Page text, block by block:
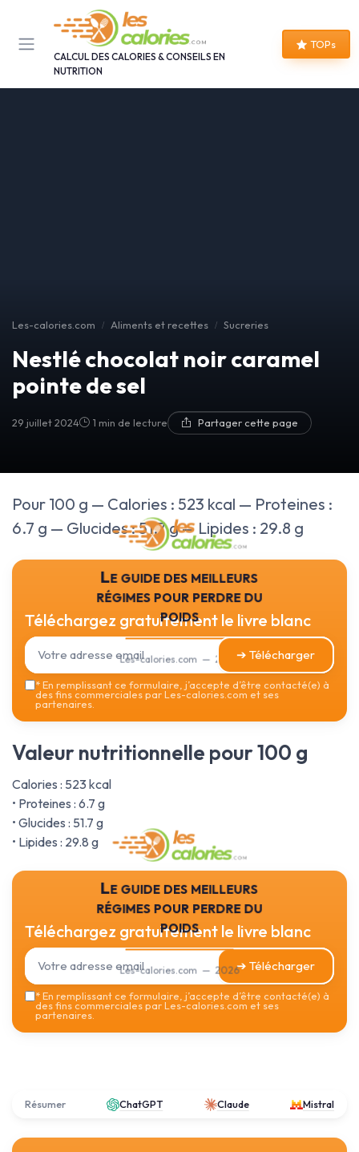
CALCUL DES CALORIES & CONSEILS EN
NUTRITION
TOPs
Les-calories.com Aliments et recettes Sucreries
Nestlé chocolat noir caramel
pointe de sel
29 juillet 2024 1 min de lecture Partager cette page
Pour 100 g — Calories : 523 kcal — Proteines :
6.7 g — Glucides : 51.7 g — Lipides : 29.8 g
Le guide des meilleurs
régimes pour perdre du
poids
Les-calories.com — 2026
Téléchargez gratuitement le livre blanc
➔ Télécharger
*En remplissant ce formulaire, j’accepte d’être contacté(e) à
des fins commerciales par Les-calories.com et ses
partenaires.
Valeur nutritionnelle pour 100 g
Calories : 523 kcal
• Proteines : 6.7 g
• Glucides : 51.7 g
• Lipides : 29.8 g
Le guide des meilleurs
régimes pour perdre du
poids
Les-calories.com — 2026
Téléchargez gratuitement le livre blanc
➔ Télécharger
*En remplissant ce formulaire, j’accepte d’être contacté(e) à
des fins commerciales par Les-calories.com et ses
partenaires.
Résumer ChatGPT Claude Mistral
Panneau de gestion des cookies